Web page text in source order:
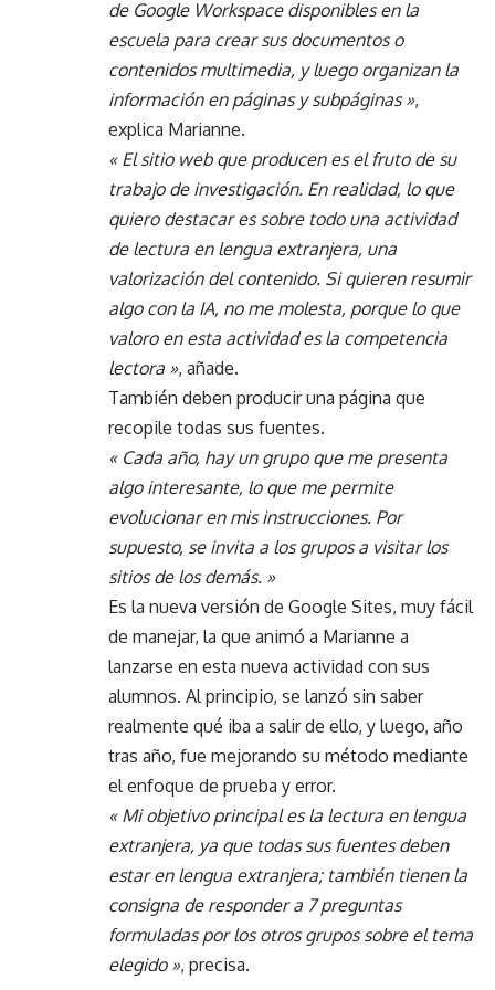
de Google Workspace disponibles en la
escuela para crear sus documentos o
contenidos multimedia, y luego organizan la
información en páginas y subpáginas »,
explica Marianne.
« El sitio web que producen es el fruto de su
trabajo de investigación. En realidad, lo que
quiero destacar es sobre todo una actividad
de lectura en lengua extranjera, una
valorización del contenido. Si quieren resumir
algo con la IA, no me molesta, porque lo que
valoro en esta actividad es la competencia
lectora », añade.
También deben producir una página que
recopile todas sus fuentes.
« Cada año, hay un grupo que me presenta
algo interesante, lo que me permite
evolucionar en mis instrucciones. Por
supuesto, se invita a los grupos a visitar los
sitios de los demás. »
Es la nueva versión de Google Sites, muy fácil
de manejar, la que animó a Marianne a
lanzarse en esta nueva actividad con sus
alumnos. Al principio, se lanzó sin saber
realmente qué iba a salir de ello, y luego, año
tras año, fue mejorando su método mediante
el enfoque de prueba y error.
« Mi objetivo principal es la lectura en lengua
extranjera, ya que todas sus fuentes deben
estar en lengua extranjera; también tienen la
consigna de responder a 7 preguntas
formuladas por los otros grupos sobre el tema
elegido », precisa.